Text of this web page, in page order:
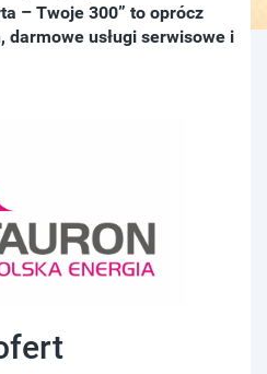
– Twoje 300” to oprócz
darmowe usługi serwisowe i